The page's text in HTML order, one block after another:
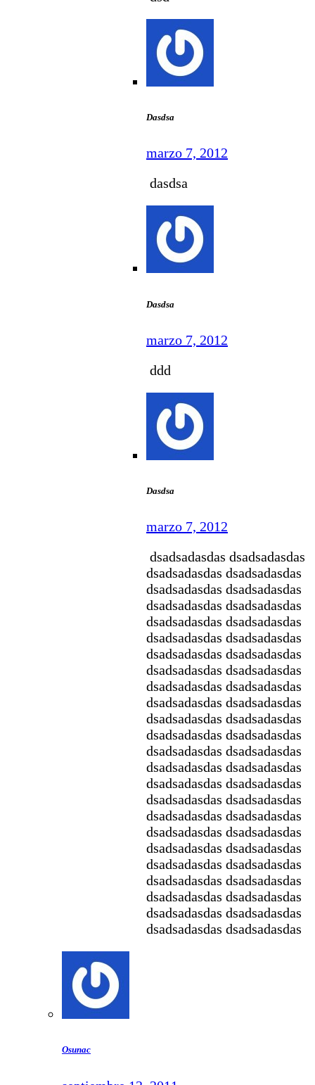
Dasdsa
marzo 7, 2012
dasdsa
Dasdsa
marzo 7, 2012
ddd
Dasdsa
marzo 7, 2012
dsadsadasdas dsadsadasdas
dsadsadasdas dsadsadasdas
dsadsadasdas dsadsadasdas
dsadsadasdas dsadsadasdas
dsadsadasdas dsadsadasdas
dsadsadasdas dsadsadasdas
dsadsadasdas dsadsadasdas
dsadsadasdas dsadsadasdas
dsadsadasdas dsadsadasdas
dsadsadasdas dsadsadasdas
dsadsadasdas dsadsadasdas
dsadsadasdas dsadsadasdas
dsadsadasdas dsadsadasdas
dsadsadasdas dsadsadasdas
dsadsadasdas dsadsadasdas
dsadsadasdas dsadsadasdas
dsadsadasdas dsadsadasdas
dsadsadasdas dsadsadasdas
dsadsadasdas dsadsadasdas
dsadsadasdas dsadsadasdas
dsadsadasdas dsadsadasdas
dsadsadasdas dsadsadasdas
dsadsadasdas dsadsadasdas
dsadsadasdas dsadsadasdas
Osunac